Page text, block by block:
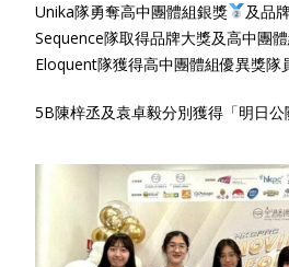
Unika隊勇奪高中團體組銀獎
及品
Sequence隊取得品牌大獎及高中團
Eloquent隊獲得高中團體組優異獎隊
5B陳梓丞及袁卓毅分別獲得「明日公